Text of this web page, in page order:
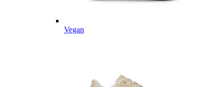
Vegan